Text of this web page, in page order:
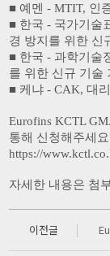
■ 예멘 - MTIT, 인
■ 한국 - 국가기술
경 방지를 위한 신
■ 한국 - 과학기술
를 위한 신규 기술
■ 케냐 - CAK, 대
Eurofins KCTL
통해 신청해주세
https://
자세한 내용은 첨
이전글